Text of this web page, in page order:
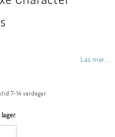
Läs mer...
7-14 vardagar.